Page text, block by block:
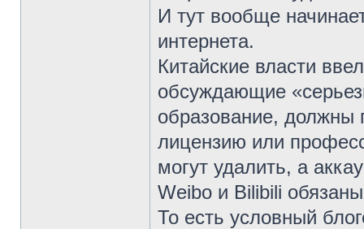
И тут вообще
интернета.
Китайские власти
обсуждающие
образование,
лицензию или
могут удалить, а
Weibo и Bilibili
То есть условный